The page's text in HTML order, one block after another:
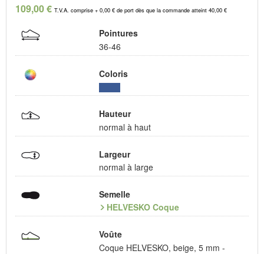
109,00 € T.V.A. comprise + 0,00 € de port dès que la commande atteint 40,00 €
Pointures
36-46
Coloris
Hauteur
normal à haut
Largeur
normal à large
Semelle
HELVESKO Coque
Voûte
Coque HELVESKO, beige, 5 mm -